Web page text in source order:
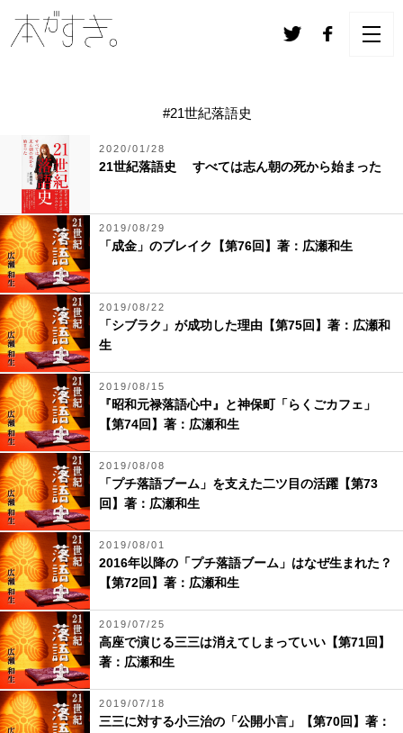
#21世紀落語史
2020/01/28
21世紀落語史 すべては志ん朝の死から始まった
2019/08/29
「成金」のブレイク【第76回】著：広瀬和生
2019/08/22
「シブラク」が成功した理由【第75回】著：広瀬和
生
2019/08/15
『昭和元禄落語心中』と神保町「らくごカフェ」
【第74回】著：広瀬和生
2019/08/08
「プチ落語ブーム」を支えた二ツ目の活躍【第73
回】著：広瀬和生
2019/08/01
2016年以降の「プチ落語ブーム」はなぜ生まれた？
【第72回】著：広瀬和生
2019/07/25
高座で演じる三三は消えてしまっていい【第71回】
著：広瀬和生
2019/07/18
三三に対する小三治の「公開小言」【第70回】著：